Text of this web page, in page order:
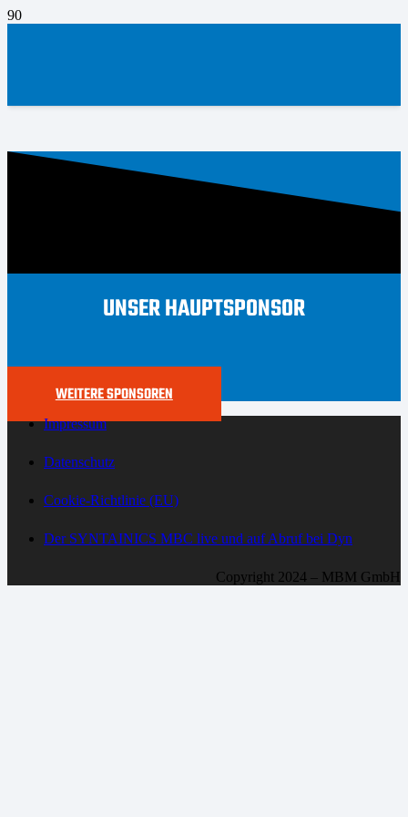
UNSER HAUPTSPONSOR
WEITERE SPONSOREN
Impressum
Datenschutz
Cookie-Richtlinie (EU)
Der SYNTAINICS MBC live und auf Abruf bei Dyn
Copyright 2024 – MBM GmbH